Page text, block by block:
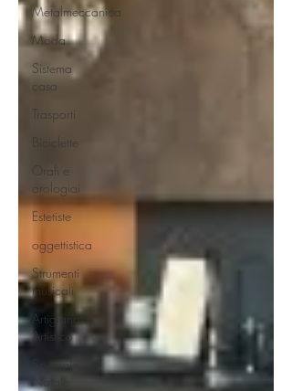
Metalmeccanica
Moda
Sistema
casa
Trasporti
Biciclette
Orafi e
orologiai
Estetiste
oggettistica
Strumenti
musicali
Artigianato
Artistico
Speciale
Natale